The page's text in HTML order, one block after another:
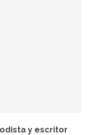
y escritor